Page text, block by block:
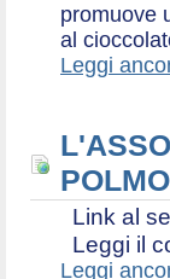
promuove
al
Leggi
Link al
Leggi il
Leggi